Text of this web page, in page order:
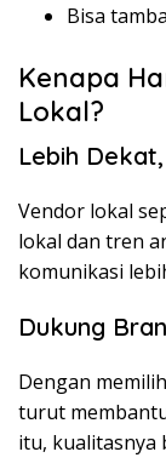
Bisa
Kenapa
Lokal?
Lebih
Vendor lokal
lokal dan tren
komunikasi
Dukung
Dengan
turut
itu, kualitasnya